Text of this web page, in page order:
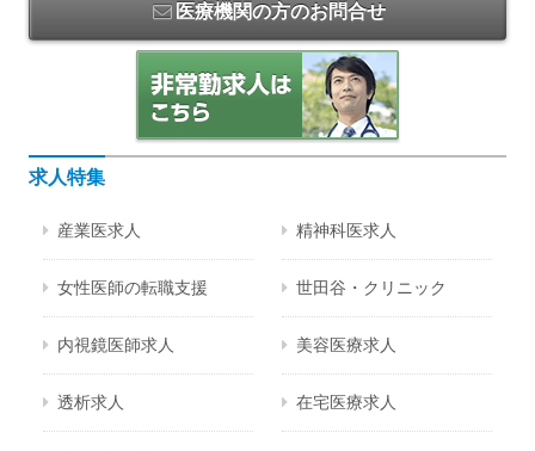
医療機関の方のお問合せ
求人特集
産業医求人 精神科医求人
女性医師の転職支援 世田谷・クリニック
内視鏡医師求人 美容医療求人
透析求人 在宅医療求人